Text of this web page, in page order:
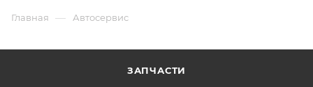
Главная — Автосервис
ЗАПЧАСТИ